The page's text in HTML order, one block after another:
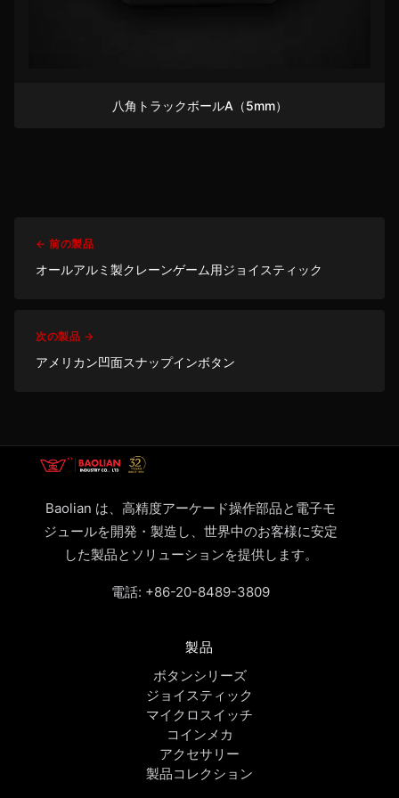
八角トラックボールA（5mm）
← 前の製品
オールアルミ製クレーンゲーム用ジョイスティック
次の製品 →
アメリカン凹面スナップインボタン
Baolian は、高精度アーケード操作部品と電子モ
ジュールを開発・製造し、世界中のお客様に安定
した製品とソリューションを提供します。
電話: +86-20-8489-3809
製品
ボタンシリーズ
ジョイスティック
マイクロスイッチ
コインメカ
アクセサリー
製品コレクション